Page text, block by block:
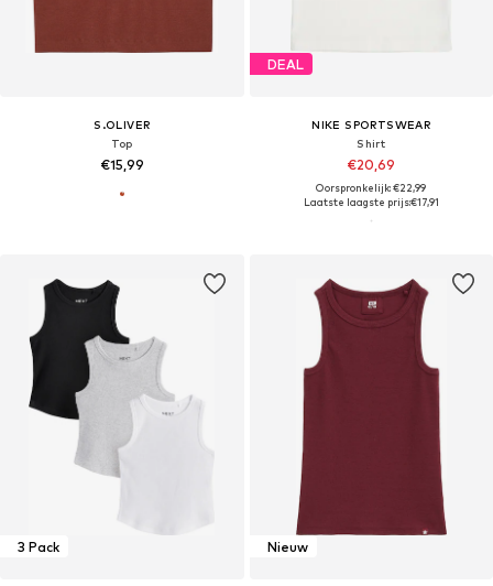
S.OLIVER
Top
€15,99
DEAL
NIKE SPORTSWEAR
Shirt
€20,69
Oorspronkelijk: €22,99
Laatste laagste prijs:€17,91
3 Pack Nieuw